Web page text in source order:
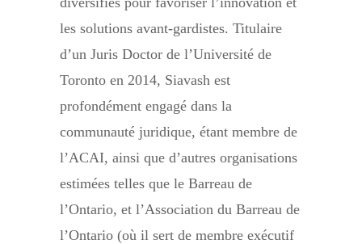
les solutions avant-gardistes. Titulaire
d’un Juris Doctor de l’Université de
Toronto en 2014, Siavash est
profondément engagé dans la
communauté juridique, étant membre de
l’ACAI, ainsi que d’autres organisations
estimées telles que le Barreau de
l’Ontario, et l’Association du Barreau de
l’Ontario (où il sert de membre exécutif